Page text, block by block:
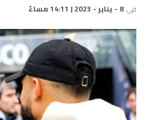
في 8 - يناير - 2023 | 14:11 مساءً